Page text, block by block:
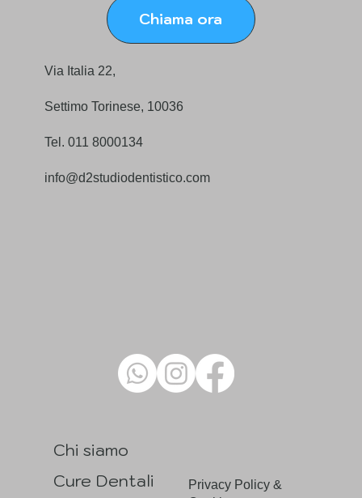
Chiama ora
Via Italia 22,
Settimo Torinese, 10036
Tel. 011 8000134
info@d2studiodentistico.com
Chi siamo
Cure Dentali
Privacy Policy &